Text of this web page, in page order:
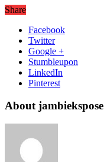
Share
Facebook
Twitter
Google +
Stumbleupon
LinkedIn
Pinterest
About jambiekspose